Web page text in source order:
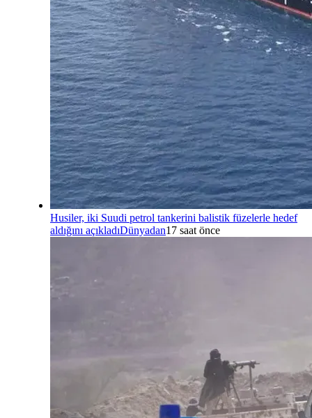
Husiler, iki Suudi petrol tankerini balistik füzelerle hedef
aldığını açıkladıDünyadan17 saat önce